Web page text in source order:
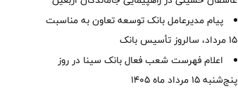
پیام مدیرعامل بانک توسعه تعاون به مناسبت
15 مرداد، سالروز تأسیس بانک
اعلام فهرست شعب فعال بانک سینا در روز
پنج‌شنبه 15 مرداد ماه 1405